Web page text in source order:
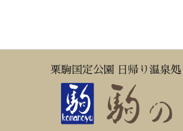
栗駒国定公園 日帰り温泉処